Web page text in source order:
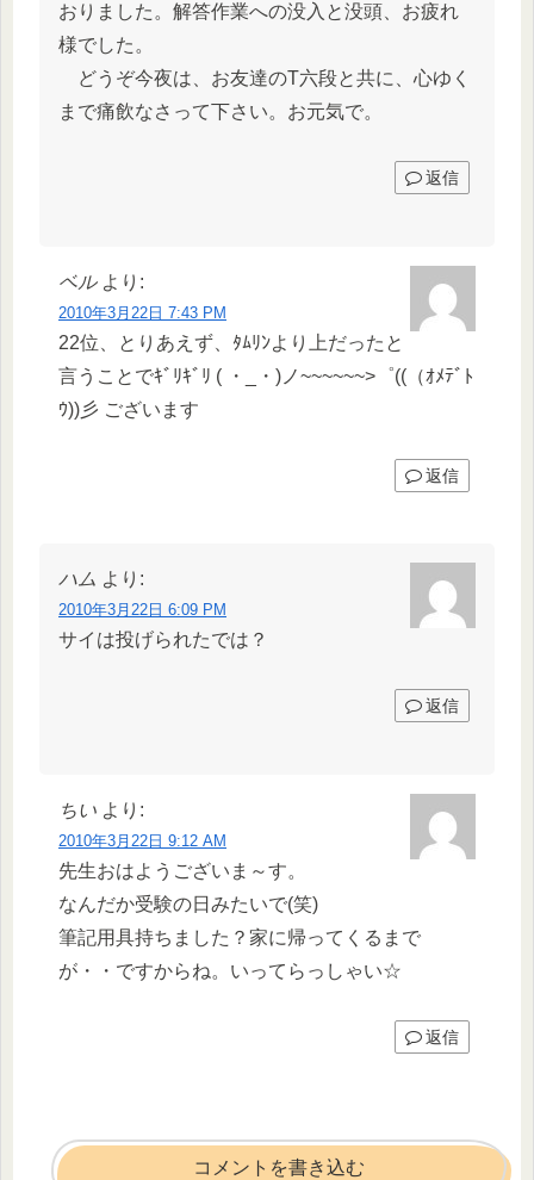
おりました。解答作業への没入と没頭、お疲れ
様でした。
どうぞ今夜は、お友達のT六段と共に、心ゆく
まで痛飲なさって下さい。お元気で。
返信
ベル より:
2010年3月22日 7:43 PM
22位、とりあえず、ﾀﾑﾘﾝより上だったと
言うことでｷﾞﾘｷﾞﾘ ( ・_・)ノ~~~~~~>゜((（ｵﾒﾃﾞﾄ
ｳ))彡 ございます
返信
ハム より:
2010年3月22日 6:09 PM
サイは投げられたでは？
返信
ちい より:
2010年3月22日 9:12 AM
先生おはようございま～す。
なんだか受験の日みたいで(笑)
筆記用具持ちました？家に帰ってくるまで
が・・ですからね。いってらっしゃい☆
返信
コメントを書き込む